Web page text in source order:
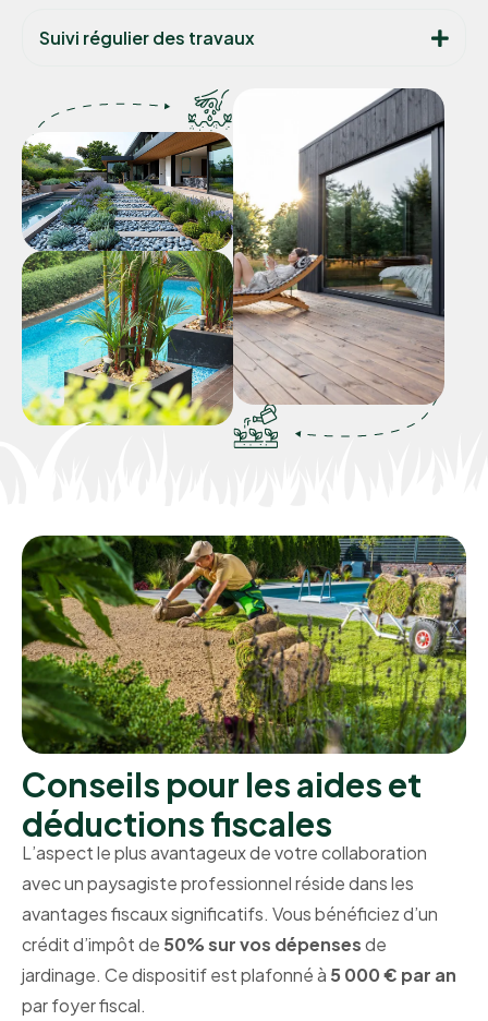
Suivi régulier des travaux
Conseils pour les aides et
déductions fiscales
L’aspect le plus avantageux de votre collaboration
avec un paysagiste professionnel réside dans les
avantages fiscaux significatifs. Vous bénéficiez d’un
crédit d’impôt de 50% sur vos dépensesde
jardinage. Ce dispositif est plafonné à 5 000 € par an
par foyer fiscal.